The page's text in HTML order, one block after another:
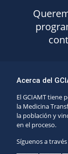
Acerca del
El GCIAMT tiene
la Medicina
la población y
en el proceso.
Síguenos a